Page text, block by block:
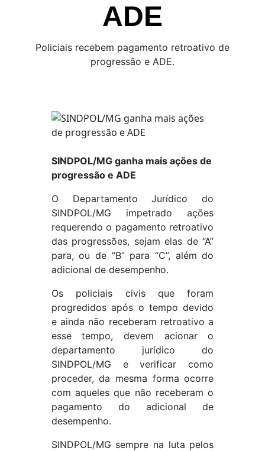
ADE
Policiais recebem pagamento retroativo de
progressão e ADE.
SINDPOL/MG ganha mais ações de
progressão e ADE
O Departamento Jurídico do
SINDPOL/MG impetrado ações
requerendo o pagamento retroativo
das progressões, sejam elas de “A”
para, ou de “B” para “C”, além do
adicional de desempenho.
Os policiais civis que foram
progredidos após o tempo devido
e ainda não receberam retroativo a
esse tempo, devem acionar o
departamento jurídico do
SINDPOL/MG e verificar como
proceder, da mesma forma ocorre
com aqueles que não receberam o
pagamento do adicional de
desempenho.
SINDPOL/MG sempre na luta pelos